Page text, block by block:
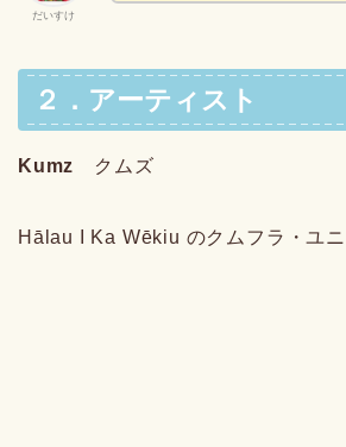
だいすけ
２．アーティスト
Kumz クムズ
Hālau I Ka Wēkiu のクムフラ・ユニ